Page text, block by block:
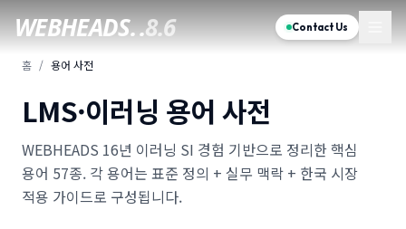
WEBHEADS..8.6 Contact Us
홈 / 용어 사전
LMS·이러닝 용어 사전
WEBHEADS 16년 이러닝 SI 경험 기반으로 정리한 핵심
용어 57종. 각 용어는 표준 정의 + 실무 맥락 + 한국 시장
적용 가이드로 구성됩니다.